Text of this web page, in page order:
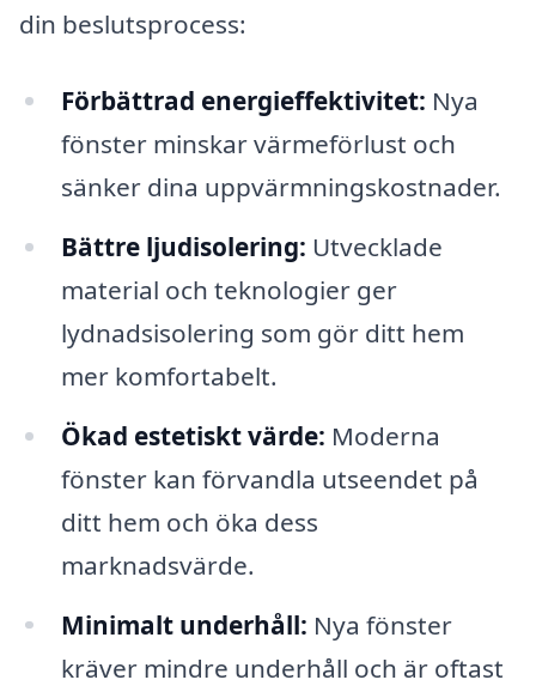
din beslutsprocess:
Förbättrad energieffektivitet: Nya
fönster minskar värmeförlust och
sänker dina uppvärmningskostnader.
Bättre ljudisolering: Utvecklade
material och teknologier ger
lydnadsisolering som gör ditt hem
mer komfortabelt.
Ökad estetiskt värde: Moderna
fönster kan förvandla utseendet på
ditt hem och öka dess
marknadsvärde.
Minimalt underhåll: Nya fönster
kräver mindre underhåll och är oftast